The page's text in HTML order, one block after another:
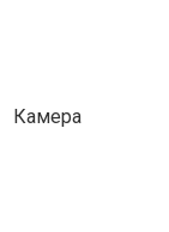
Камера